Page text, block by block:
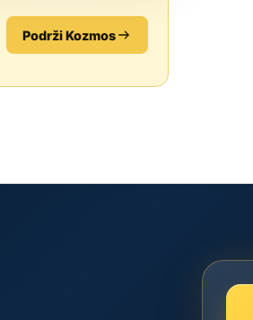
Podrži Kozmos